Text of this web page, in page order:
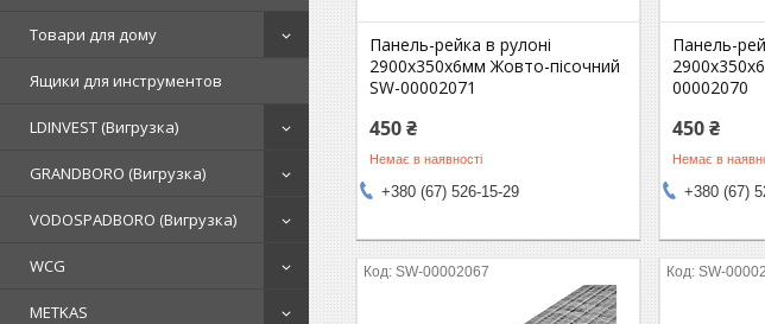
Товари для дому
Ящики для инструментов
LDINVEST (Вигрузка)
GRANDBORO (Вигрузка)
VODOSPADBORO (Вигрузка)
WCG
METKAS
Панель-рейка в рулоні
2900х350х6мм Жовто-пісочний
SW-00002071
450 ₴
Немає в наявності
+380 (67) 526-15-29
Панель-
00002070
450 ₴
Немає в
+380 (67)
SW-00002067 SW-